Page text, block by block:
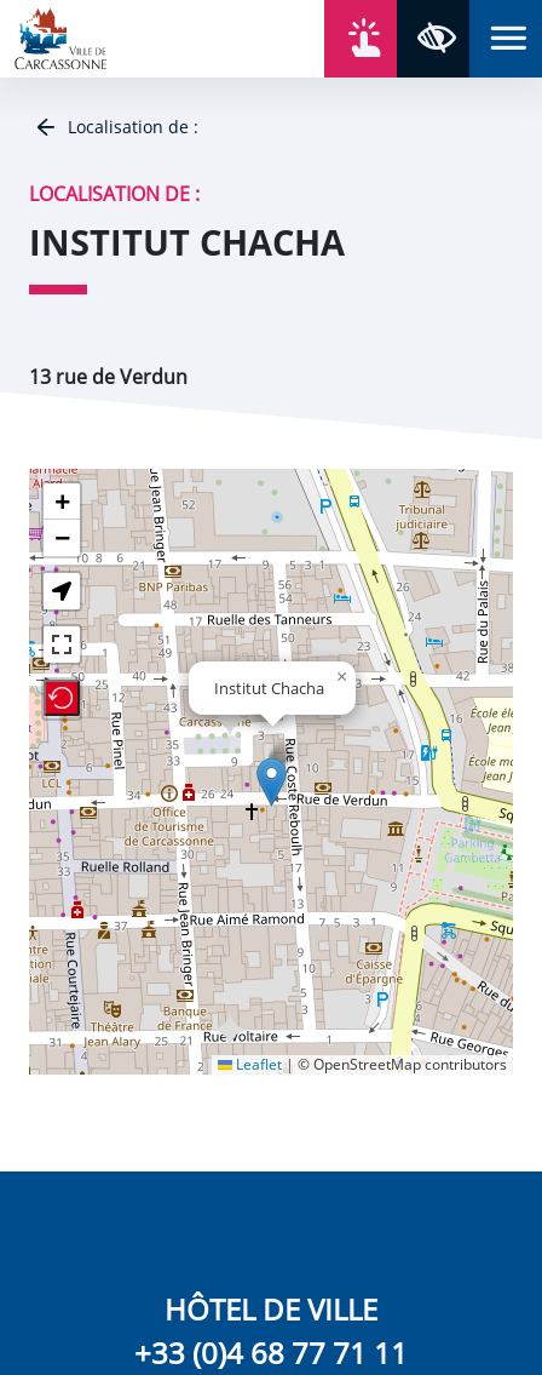
Aller au contenu
Aller au menu
Aller au plan du site
Aller à la recherche
Localisation de :
LOCALISATION DE :
INSTITUT CHACHA
13 rue de Verdun
Institut Chacha ×
+
−
Recenter Map
Leaflet| © OpenStreetMap contributors
HÔTEL DE VILLE
+33 (0)4 68 77 71 11
Panneau de gestion des cookies